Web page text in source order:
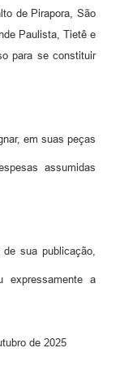
de Pirapora, São
Paulista, Tietê e
para se constituir
em suas peças
assumidas
sua publicação,
expressamente a
de 2025